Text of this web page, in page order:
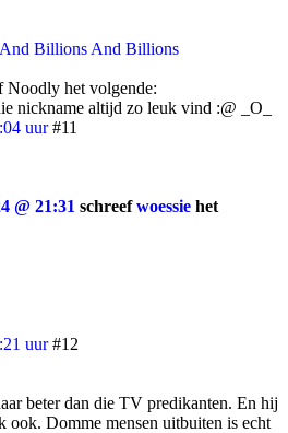
Billions And Billions
Noodly het volgende:
nickname altijd zo leuk vind :@ _O_
uur #11
@ 21:31 schreefwoessie het
uur #12
beter dan die TV predikanten. En hij
ook. Domme mensen uitbuiten is echt